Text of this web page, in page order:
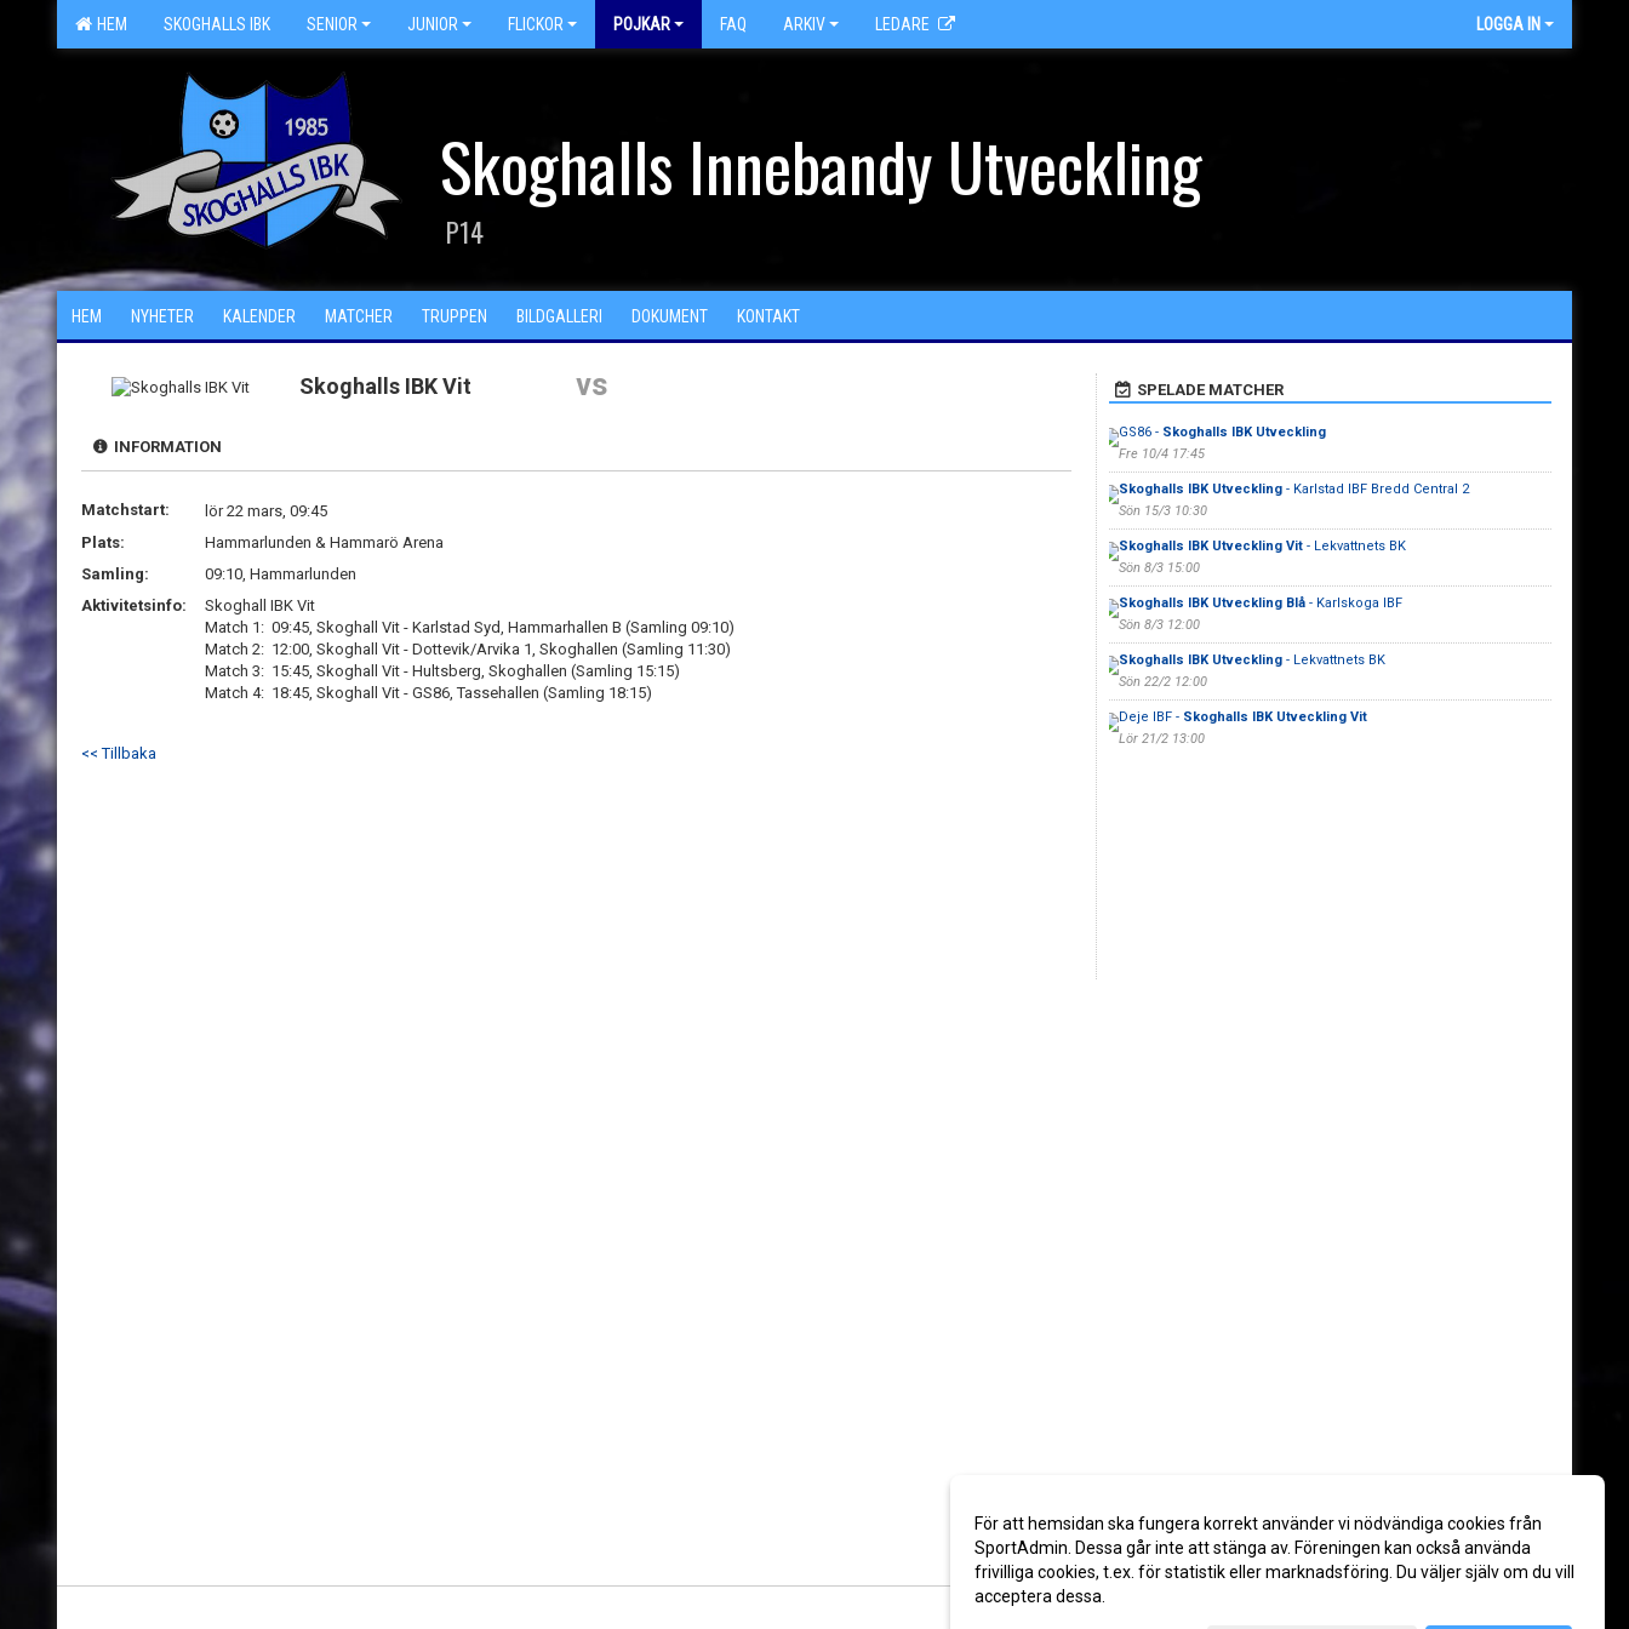
HEM SKOGHALLS IBK SENIOR JUNIOR FLICKOR POJKAR FAQ ARKIV LEDARE LOGGA IN
Skoghalls Innebandy Utveckling
P14
HEM NYHETER KALENDER MATCHER TRUPPEN BILDGALLERI DOKUMENT KONTAKT
Skoghalls IBK Vit vs
INFORMATION
Matchstart:
lör 22 mars, 09:45
Plats:
Hammarlunden & Hammarö Arena
Samling:
09:10, Hammarlunden
Aktivitetsinfo:
Skoghall IBK Vit
Match 1: 09:45, Skoghall Vit - Karlstad Syd, Hammarhallen B (Samling 09:10)
Match 2: 12:00, Skoghall Vit - Dottevik/Arvika 1, Skoghallen (Samling 11:30)
Match 3: 15:45, Skoghall Vit - Hultsberg, Skoghallen (Samling 15:15)
Match 4: 18:45, Skoghall Vit - GS86, Tassehallen (Samling 18:15)
<< Tillbaka
SPELADE MATCHER
GS86 - Skoghalls IBK Utveckling
Fre 10/4 17:45
Skoghalls IBK Utveckling - Karlstad IBF Bredd Central 2
Sön 15/3 10:30
Skoghalls IBK Utveckling Vit - Lekvattnets BK
Sön 8/3 15:00
Skoghalls IBK Utveckling Blå - Karlskoga IBF
Sön 8/3 12:00
Skoghalls IBK Utveckling - Lekvattnets BK
Sön 22/2 12:00
Deje IBF - Skoghalls IBK Utveckling Vit
Lör 21/2 13:00
För att hemsidan ska fungera korrekt använder vi nödvändiga cookies från
SportAdmin. Dessa går inte att stänga av. Föreningen kan också använda
frivilliga cookies, t.ex. för statistik eller marknadsföring. Du väljer själv om du vill
acceptera dessa.